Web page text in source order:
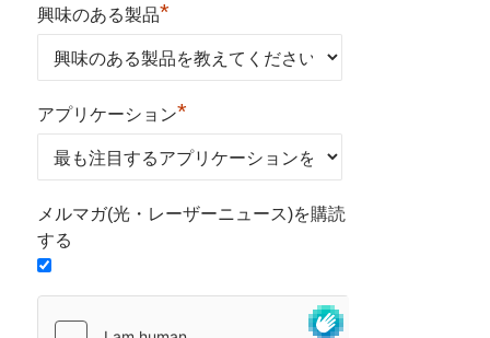
興味のある製品*
アプリケーション*
メルマガ(光・レーザーニュース)を購読
する